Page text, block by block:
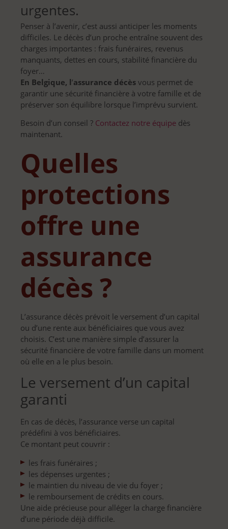
urgentes.
Penser à l’avenir, c’est aussi anticiper les moments
difficiles. Le décès d’un proche entraîne souvent des
charges importantes : frais funéraires, revenus
manquants, dettes en cours, stabilité financière du
foyer…
En Belgique, l’assurance décès vous permet de
garantir une sécurité financière à votre famille et de
préserver son équilibre lorsque l’imprévu survient.
Besoin d’un conseil ? Contactez notre équipe dès
maintenant.
Quelles
protections
offre une
assurance
décès ?
L’assurance décès prévoit le versement d’un capital
ou d’une rente aux bénéficiaires que vous avez
choisis. C’est une manière simple d’assurer la
sécurité financière de votre famille dans un moment
où elle en a le plus besoin.
Le versement d’un capital
garanti
En cas de décès, l’assurance verse un capital
prédéfini à vos bénéficiaires.
Ce montant peut couvrir :
les frais funéraires ;
les dépenses urgentes ;
le maintien du niveau de vie du foyer ;
le remboursement de crédits en cours.
Une aide précieuse pour alléger la charge financière
d’une période déjà difficile.